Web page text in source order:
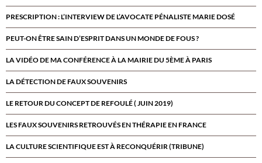
PRESCRIPTION : L’INTERVIEW DE L’AVOCATE PÉNALISTE MARIE DOSÉ
PEUT-ON ÊTRE SAIN D’ESPRIT DANS UN MONDE DE FOUS ?
LA VIDÉO DE MA CONFÉRENCE À LA MAIRIE DU 5ÈME À PARIS
LA DÉTECTION DE FAUX SOUVENIRS
LE RETOUR DU CONCEPT DE REFOULÉ ( JUIN 2019)
LES FAUX SOUVENIRS RETROUVÉS EN THÉRAPIE EN FRANCE
LA CULTURE SCIENTIFIQUE EST À RECONQUÉRIR (TRIBUNE)